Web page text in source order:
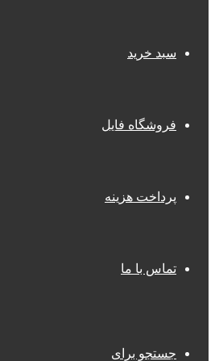
سبد خرید
فروشگاه فایل
پرداخت هزینه
تماس با ما
جستجو برای